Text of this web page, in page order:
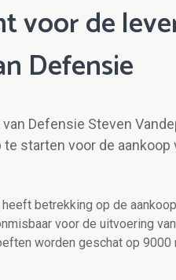
voor de
Defensie
Defensie Steven
starten voor de
betrekking op de
voor de uitvoering
worden geschat op 9000